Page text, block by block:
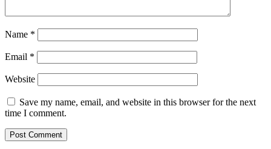
Name *
Email *
Website
Save my name, email, and website in this browser for the next
time I comment.